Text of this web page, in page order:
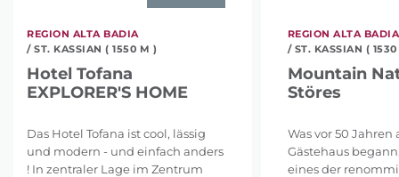
REGION ALTA BADIA
/ ST. KASSIAN ( 1550 M )
Hotel Tofana
EXPLORER'S HOME
Das Hotel Tofana ist cool, lässig
und modern - und einfach anders
! In zentraler Lage im Zentrum
REGION ALTA BADIA
/ ST. KASSIAN (
Mountain
Störes
Was vor 50 Jahren
Gästehaus
eines der